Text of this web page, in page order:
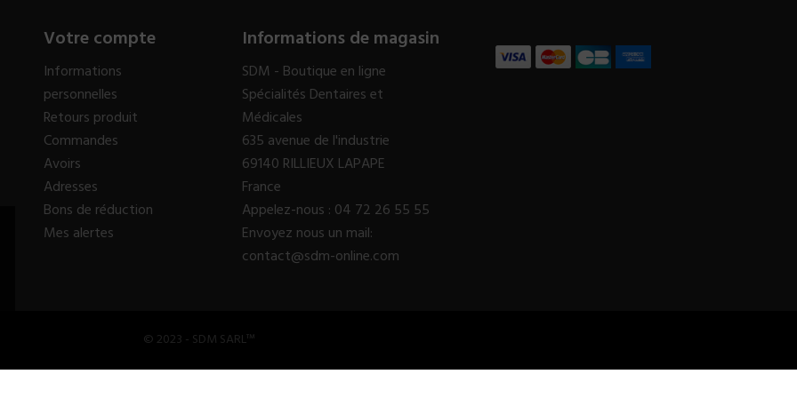
Votre compte
Informations
personnelles
Retours produit
Commandes
Avoirs
Adresses
Bons de réduction
Mes alertes
Informations de magasin
SDM - Boutique en ligne
Spécialités Dentaires et
Médicales
635 avenue de l'industrie
69140 RILLIEUX LAPAPE
France
Appelez-nous : 04 72 26 55 55
Envoyez nous un mail:
contact@sdm-online.com
© 2023 - SDM SARL™